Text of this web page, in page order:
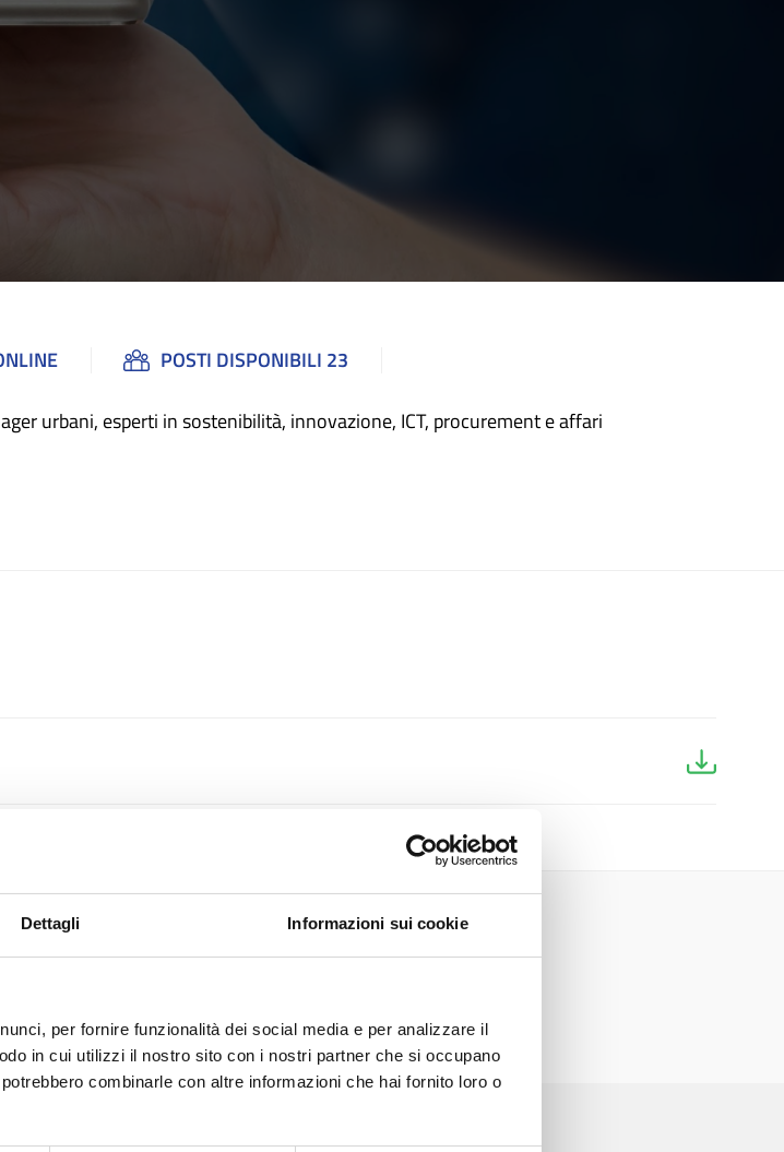
Dettagli Informazioni sui cookie
per fornire funzionalità dei social media e per analizzare il
in cui utilizzi il nostro sito con i nostri partner che si occupano
combinarle con altre informazioni che hai fornito loro o
POSTI DISPONIBILI 23
urbani, esperti in sostenibilità, innovazione, ICT, procurement e affari